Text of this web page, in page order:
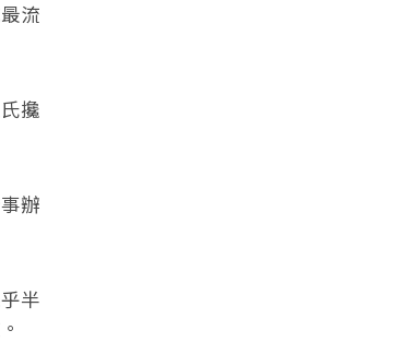
流
攙
辦
半